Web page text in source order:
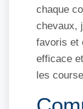
chaque
chevaux,
favoris et
efficace
les